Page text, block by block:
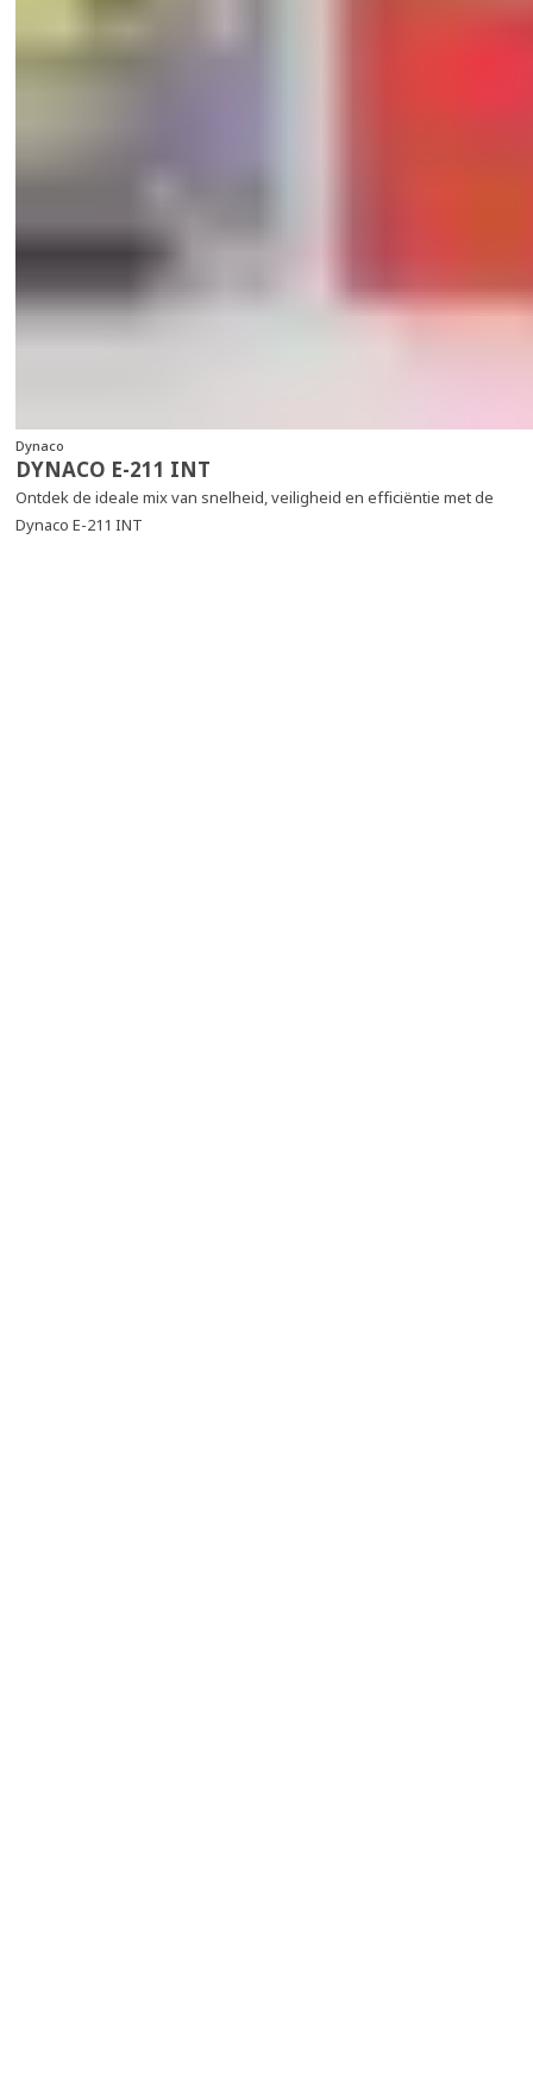
Dynaco
DYNACO E-211 INT
Ontdek de ideale mix van snelheid, veiligheid en efficiëntie met de
Dynaco E-211 INT